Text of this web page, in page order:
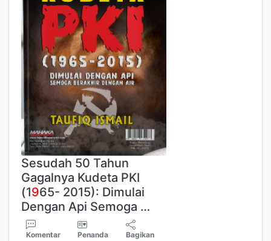
Sesudah 50 Tahun
Gagalnya Kudeta PKI
(1965- 2015): Dimulai
Dengan Api Semoga …
Komentar Penanda Bagikan